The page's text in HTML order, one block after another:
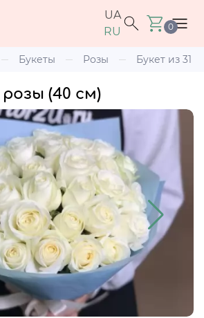
UA
RU
0
Букеты Розы Букет из 31
(40 см)